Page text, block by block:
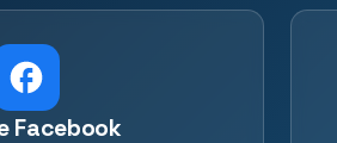
Facebook